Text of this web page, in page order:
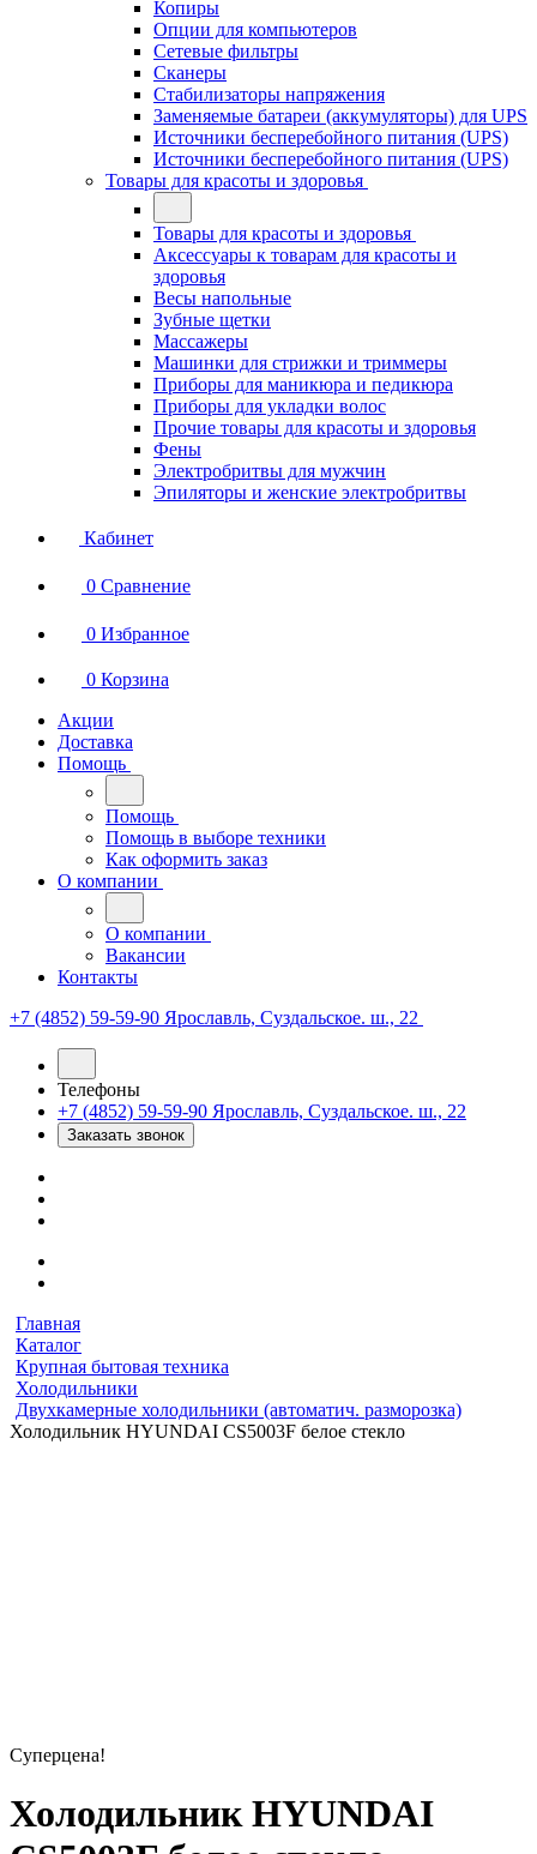
Копиры
Опции для компьютеров
Сетевые фильтры
Сканеры
Стабилизаторы напряжения
Заменяемые батареи (аккумуляторы) для UPS
Источники бесперебойного питания (UPS)
Источники бесперебойного питания (UPS)
Товары для красоты и здоровья
Товары для красоты и здоровья
Аксессуары к товарам для красоты и
здоровья
Весы напольные
Зубные щетки
Массажеры
Машинки для стрижки и триммеры
Приборы для маникюра и педикюра
Приборы для укладки волос
Прочие товары для красоты и здоровья
Фены
Электробритвы для мужчин
Эпиляторы и женские электробритвы
Кабинет
0 Сравнение
0 Избранное
0 Корзина
Акции
Доставка
Помощь
Помощь
Помощь в выборе техники
Как оформить заказ
О компании
О компании
Вакансии
Контакты
+7 (4852) 59-59-90 Ярославль, Суздальское. ш., 22
Телефоны
+7 (4852) 59-59-90 Ярославль, Суздальское. ш., 22
Заказать звонок
Главная
Каталог
Крупная бытовая техника
Холодильники
Двухкамерные холодильники (автоматич. разморозка)
Холодильник HYUNDAI CS5003F белое стекло
Суперцена!
Холодильник HYUNDAI